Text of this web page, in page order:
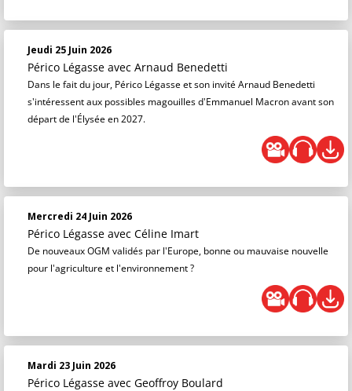
Jeudi 25 Juin 2026
Périco Légasse avec Arnaud Benedetti
Dans le fait du jour, Périco Légasse et son invité Arnaud Benedetti
s'intéressent aux possibles magouilles d'Emmanuel Macron avant son
départ de l'Élysée en 2027.
Mercredi 24 Juin 2026
Périco Légasse avec Céline Imart
De nouveaux OGM validés par l'Europe, bonne ou mauvaise nouvelle
pour l'agriculture et l'environnement ?
Mardi 23 Juin 2026
Périco Légasse avec Geoffroy Boulard